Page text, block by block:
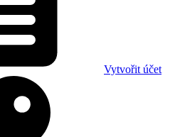
Vytvořit účet